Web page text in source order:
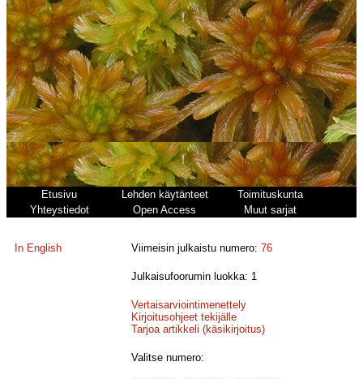
Etusivu Lehden käytänteet
Toimituskunta
Yhteystiedot
Open Access Muut sarjat
In English Viimeisin julkaistu numero:76
Julkaisufoorumin luokka: 1
Vertaisarviointimenettely
Kirjoitusohjeet tekijälle
Tarjoa artikkeli (käsikirjoitus)
Valitse numero: